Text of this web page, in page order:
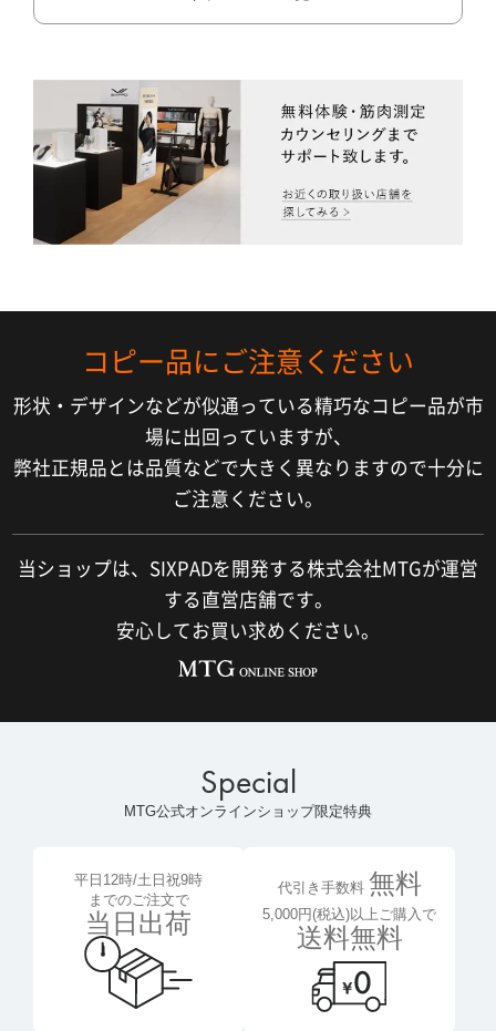
コピー品にご注意ください
形状・デザインなどが似通っている精巧なコピー品が市
場に出回っていますが、
弊社正規品とは品質などで大きく異なりますので十分に
ご注意ください。
当ショップは、SIXPADを開発する株式会社MTGが運営
する直営店舗です。
安心してお買い求めください。
Special
MTG公式オンラインショップ限定特典
平日12時/土日祝9時
までのご注文で
当日出荷
代引き手数料 無料
5,000円(税込)以上ご購入で
送料無料